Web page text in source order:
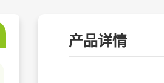
产品详情